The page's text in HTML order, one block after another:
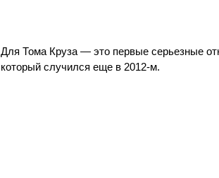
Для Тома Круза — это первые серьезные
который случился еще в 2012-м.